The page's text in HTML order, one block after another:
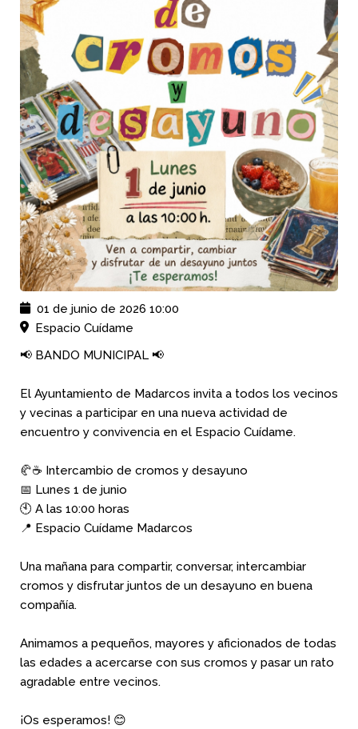
01 de junio de 2026 10:00
Espacio Cuídame
📢 BANDO MUNICIPAL 📢
El Ayuntamiento de Madarcos invita a todos los vecinos
y vecinas a participar en una nueva actividad de
encuentro y convivencia en el Espacio Cuídame.
🥐☕ Intercambio de cromos y desayuno
📅 Lunes 1 de junio
🕙 A las 10:00 horas
📍 Espacio Cuídame Madarcos
Una mañana para compartir, conversar, intercambiar
cromos y disfrutar juntos de un desayuno en buena
compañía.
Animamos a pequeños, mayores y aficionados de todas
las edades a acercarse con sus cromos y pasar un rato
agradable entre vecinos.
¡Os esperamos! 😊